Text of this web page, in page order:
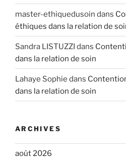
master-ethiquedusoin dans
éthiques dans la relation de
Sandra LISTUZZI dans
dans la relation de soin
Lahaye Sophie dans
dans la relation de soin
ARCHIVES
août 2026